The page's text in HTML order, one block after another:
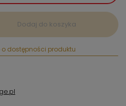
Dodaj do koszyka
dostępności produktu